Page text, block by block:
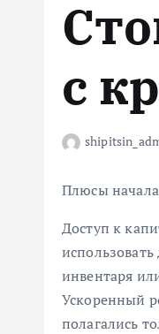
с
Плюсы
Доступ к
инвентаря
Ускоренный
полагались